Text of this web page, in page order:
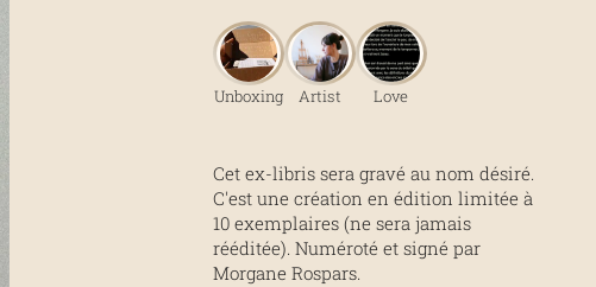
Unboxing Artist Love
Cet ex-libris sera gravé au nom désiré.
C'est une création en édition limitée à
10 exemplaires (ne sera jamais
rééditée). Numéroté et signé par
Morgane Rospars.